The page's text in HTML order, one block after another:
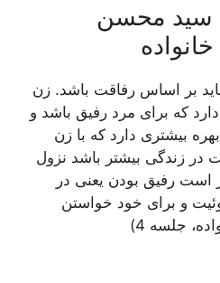
سید محسن
بر اساس رفاقت باشد. زن
كه براى مرد رفيق باشد و
بيشترى دارد كه با زن
زندگى بيشتر باشد نزول
است رفيق بودن يعنى در
و برای خود خواستن
جلسه 4)